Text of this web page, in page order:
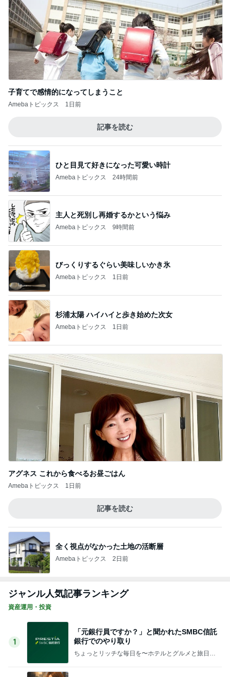
子育てで感情的になってしまうこと
Amebaトピックス 1日前
記事を読む
ひと目見て好きになった可愛い時計
Amebaトピックス 24時間前
主人と死別し再婚するかという悩み
Amebaトピックス 9時間前
びっくりするぐらい美味しいかき氷
Amebaトピックス 1日前
杉浦太陽 ハイハイと歩き始めた次女
Amebaトピックス 1日前
アグネス これから食べるお昼ごはん
Amebaトピックス 1日前
記事を読む
全く視点がなかった土地の活断層
Amebaトピックス 2日前
ジャンル人気記事ランキング
資産運用・投資
1
「元銀行員ですか？」と聞かれたSMBC信託
銀行でのやり取り
ちょっとリッチな毎日を〜ホテルとグルメと旅日